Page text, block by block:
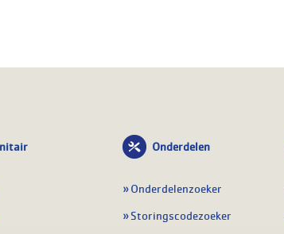
Onderdelen
Onderdelenzoeker
Storingscodezoeker